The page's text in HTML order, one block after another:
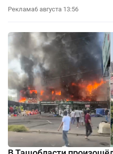
Реклама6 августа 13:56